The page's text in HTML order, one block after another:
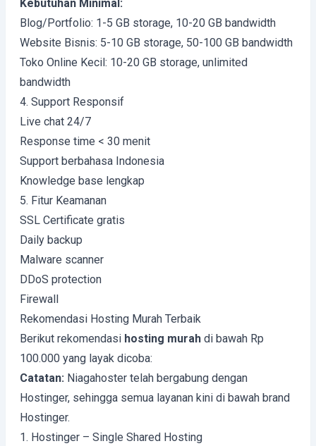
Kebutuhan Minimal:
Blog/Portfolio: 1-5 GB storage, 10-20 GB bandwidth
Website Bisnis: 5-10 GB storage, 50-100 GB bandwidth
Toko Online Kecil: 10-20 GB storage, unlimited
bandwidth
4. Support Responsif
Live chat 24/7
Response time < 30 menit
Support berbahasa Indonesia
Knowledge base lengkap
5. Fitur Keamanan
SSL Certificate gratis
Daily backup
Malware scanner
DDoS protection
Firewall
Rekomendasi Hosting Murah Terbaik
Berikut rekomendasi hosting murah di bawah Rp
100.000 yang layak dicoba:
Catatan: Niagahoster telah bergabung dengan
Hostinger, sehingga semua layanan kini di bawah brand
Hostinger.
1. Hostinger – Single Shared Hosting